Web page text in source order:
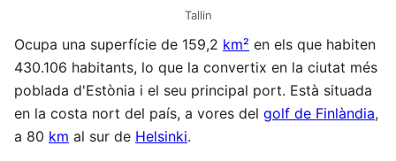
Tallin
Ocupa una superfície de 159,2 km² en els que habiten
430.106 habitants, lo que la convertix en la ciutat més
poblada d'Estònia i el seu principal port. Està situada
en la costa nort del país, a vores del golf de Finlàndia,
a 80 km al sur de Helsinki.